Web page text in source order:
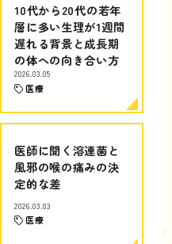
10代から20代の若年
層に多い生理が1週間
遅れる背景と成長期
の体への向き合い方
2026.03.05
医療
医師に聞く溶連菌と
風邪の喉の痛みの決
定的な差
2026.03.03
医療